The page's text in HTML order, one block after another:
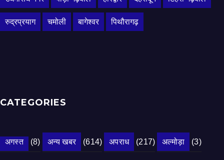
रुद्रप्रयाग चमोली बागेश्वर पिथौरागढ़
CATEGORIES
अगस्त (8) अन्य खबर (614) अपराध (217) अल्मोड़ा (3)